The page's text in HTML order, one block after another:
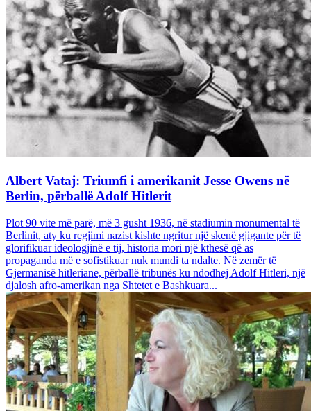
Albert Vataj: Triumfi i amerikanit Jesse Owens në
Berlin, përballë Adolf Hitlerit
Plot 90 vite më parë, më 3 gusht 1936, në stadiumin monumental të
Berlinit, aty ku regjimi nazist kishte ngritur një skenë gjigante për të
glorifikuar ideologjinë e tij, historia mori një kthesë që as
propaganda më e sofistikuar nuk mundi ta ndalte. Në zemër të
Gjermanisë hitleriane, përballë tribunës ku ndodhej Adolf Hitleri, një
djalosh afro-amerikan nga Shtetet e Bashkuara...